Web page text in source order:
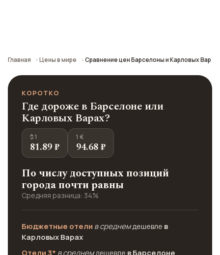
Главная Цены в мире Сравнение цен Барселоны и Карловых Вар
КОРОТКО
Где дороже в Барселоне или
Карловых Варах?
$ 1
81.89 ₽
1 €
94.68 ₽
По числу доступных позиций
города почти равны
Средняя разница: 34%
Бюджетные отели в среднемдешевле в
Карловых Варах
Отели 3* в среднемдешевле в Барселоне